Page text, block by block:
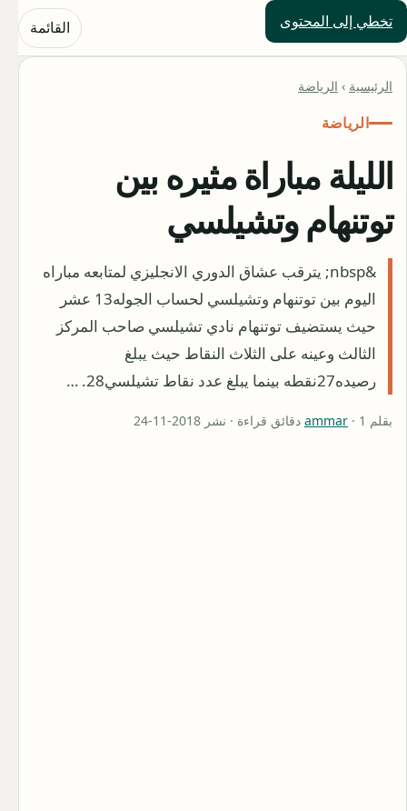
تخطي إلى المحتوى
حلول العالم القائمة
الرئيسية › الرياضة
الرياضة
الليلة مباراة مثيره بين
توتنهام وتشيلسي
&nbsp; يترقب عشاق الدوري الانجليزي لمتابعه مباراه
اليوم بين توتنهام وتشيلسي لحساب الجوله13 عشر
حيث يستضيف توتنهام نادي تشيلسي صاحب المركز
الثالث وعينه على الثلاث النقاط حيث يبلغ
رصيده27نقطه بينما يبلغ عدد نقاط تشيلسي28. …
بقلم ammar · 1 دقائق قراءة · نشر 2018-11-24